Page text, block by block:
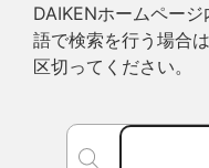
DAIKENホームペー
語で検索を行う場合
区切ってください。